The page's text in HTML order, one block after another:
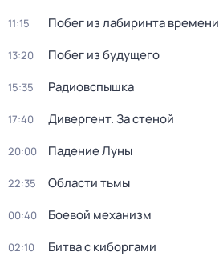
11:15 Пoбег из лабиринтa времени
13:20 Побег из будущего
15:35 Радиовспышка
17:40 Дивергент. За стеной
20:00 Падение Луны
22:35 Области тьмы
00:40 Боевой механизм
02:10 Битва с киборгами